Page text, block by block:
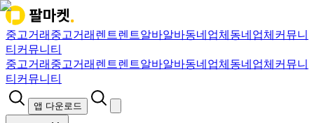
중고거래 중고거래 렌트렌트알바알바동네업체 동네업체 커뮤니
티 커뮤니티
중고거래 중고거래 렌트렌트알바알바동네업체 동네업체 커뮤니
티 커뮤니티
앱 다운로드